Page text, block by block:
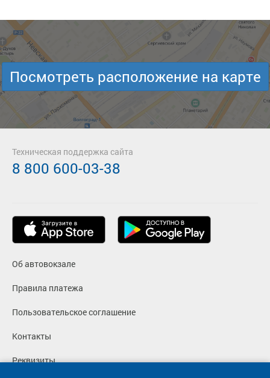
Посмотреть расположение на карте
Об автовокзале
Правила платежа
Пользовательское соглашение
Контакты
Реквизиты
Техническая поддержка сайта
8 800 600-03-38